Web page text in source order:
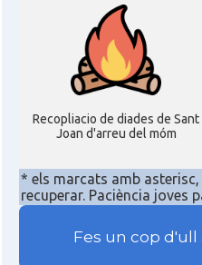
Recopliacio de diades de Sant
Joan d'arreu del móm
* els marcats amb
recuperar. Paciència joves
Fes un cop d'ull